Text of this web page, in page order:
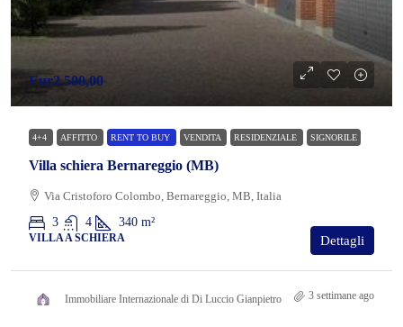
Eur2.500,00
4+4 AFFITTO RENT TO BUY VENDITA RESIDENZIALE SIGNORILE
Villa schiera Bernareggio (MB)
Via Cristoforo Colombo, Bernareggio, MB, Italia
3
4 340 m²
VILLA A SCHIERA Dettagli
Immobiliare Internazionale di Di Luccio Gianpietro 3 settimane ago